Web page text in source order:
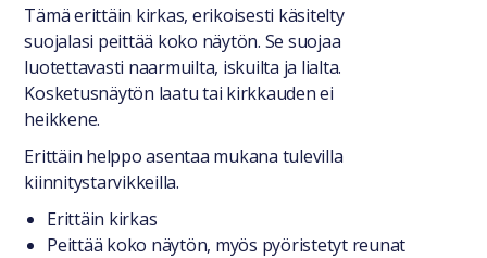
Yleiset tiedot
Tämä erittäin kirkas, erikoisesti käsitelty
suojalasi peittää koko näytön. Se suojaa
luotettavasti naarmuilta, iskuilta ja lialta.
Kosketusnäytön laatu tai kirkkauden ei
heikkene.
Erittäin helppo asentaa mukana tulevilla
kiinnitystarvikkeilla.
Erittäin kirkas
Peittää koko näytön, myös pyöristetyt reunat